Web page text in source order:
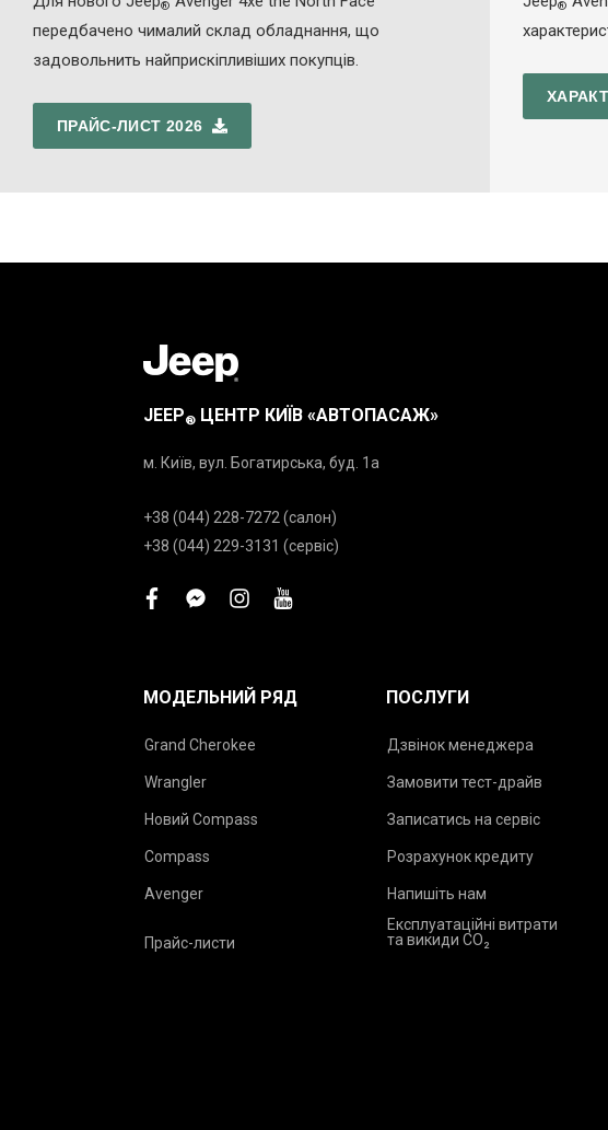
®
передбачено чималий склад обладнання, що
задовольнить найприскіпливіших покупців.
ПРАЙС-ЛИСТ 2026
®
JEEP® ЦЕНТР КИЇВ «АВТОПАСАЖ»
м. Київ, вул. Богатирська, буд. 1а
+38 (044) 228-7272 (салон)
+38 (044) 229-3131 (сервіс)
facebookfacebook-
instagram
youtube
МОДЕЛЬНИЙ РЯД
Grand Cherokee
Wrangler
Новий Compass
Compass
Avenger
Прайс-листи
ПОСЛУГИ
Дзвінок менеджера
Замовити тест-драйв
Записатись на сервіс
Розрахунок кредиту
Напишіть нам
Експлуатаційні витрати
та викиди CO₂